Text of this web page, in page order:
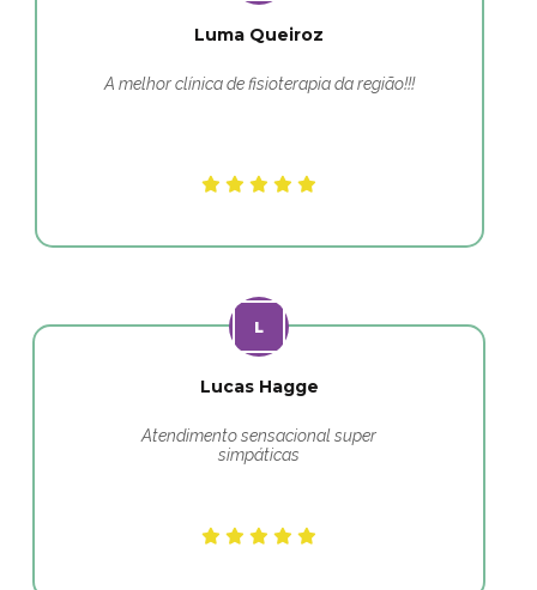
Luma Queiroz
A melhor clínica de fisioterapia da região!!!
Lucas Hagge
Atendimento sensacional super
simpáticas